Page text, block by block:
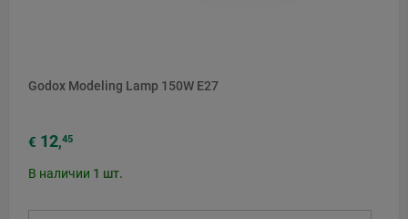
Godox Modeling Lamp 150W E27
€ 12,45
В наличии 1 шт.